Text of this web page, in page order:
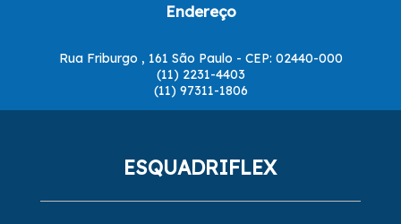
Endereço
Rua Friburgo , 161 São Paulo - CEP: 02440-000
(11) 2231-4403
(11) 97311-1806
ESQUADRIFLEX